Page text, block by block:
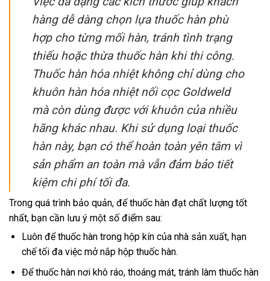
hàng dễ dàng chọn lựa thuốc hàn phù
hợp cho từng mối hàn, tránh tình trạng
thiếu hoặc thừa thuốc hàn khi thi công.
Thuốc hàn hóa nhiệt không chỉ dùng cho
khuôn hàn hóa nhiệt nối cọc Goldweld
mà còn dùng được với khuôn của nhiều
hãng khác nhau. Khi sử dụng loại thuốc
hàn này, bạn có thể hoàn toàn yên tâm vì
sản phẩm an toàn mà vẫn đảm bảo tiết
kiệm chi phí tối đa.
Trong quá trình bảo quản, để thuốc hàn đạt chất lượng tốt
nhất, bạn cần lưu ý một số điểm sau:
Luôn để thuốc hàn trong hộp kín của nhà sản xuất, hạn
chế tối đa việc mở nắp hộp thuốc hàn.
Để thuốc hàn nơi khô ráo, thoáng mát, tránh làm thuốc hàn